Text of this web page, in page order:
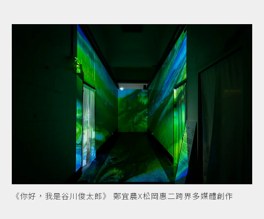
《你好，我是谷川俊太郎》 鄭宜農X松岡惠二跨界多媒體創作